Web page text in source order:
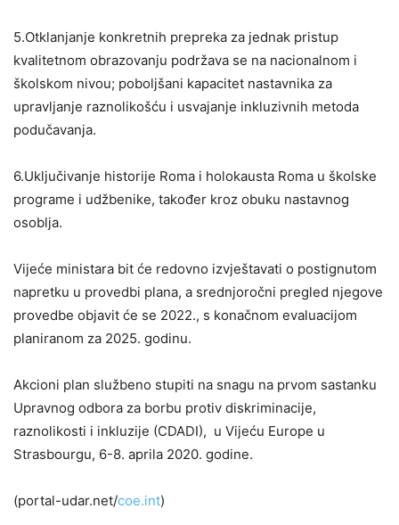
5.Otklanjanje konkretnih prepreka za jednak pristup
kvalitetnom obrazovanju podržava se na nacionalnom i
školskom nivou; poboljšani kapacitet nastavnika za
upravljanje raznolikošću i usvajanje inkluzivnih metoda
podučavanja.
6.Uključivanje historije Roma i holokausta Roma u školske
programe i udžbenike, također kroz obuku nastavnog
osoblja.
Vijeće ministara bit će redovno izvještavati o postignutom
napretku u provedbi plana, a srednjoročni pregled njegove
provedbe objavit će se 2022., s konačnom evaluacijom
planiranom za 2025. godinu.
Akcioni plan službeno stupiti na snagu na prvom sastanku
Upravnog odbora za borbu protiv diskriminacije,
raznolikosti i inkluzije (CDADI), u Vijeću Europe u
Strasbourgu, 6-8. aprila 2020. godine.
(portal-udar.net/coe.int)